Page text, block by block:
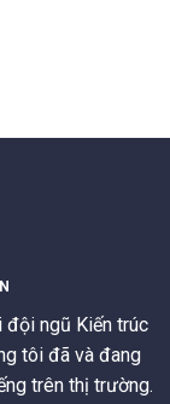
đội ngũ Kiến trúc
tôi đã và đang
trên thị trường.